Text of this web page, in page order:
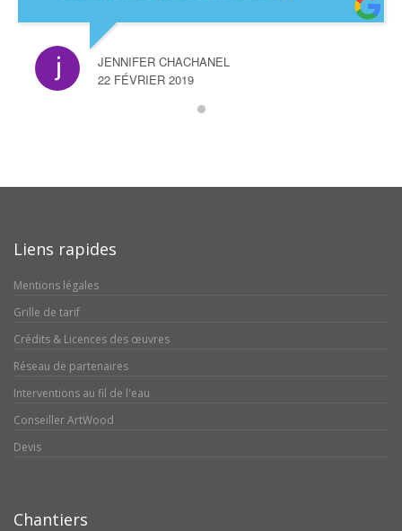
JENNIFER CHACHANEL
22 FÉVRIER 2019
Liens rapides
Mentions légales
Grille de tarif
Crédits & Licences des œuvres
Réseau de partenaires
Interventions au fil de l'eau
Conseiller ArtWood
Devis
Chantiers